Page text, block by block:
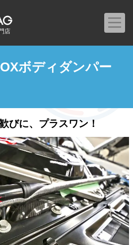
店
ボディダンパー
びに、プラスワン！